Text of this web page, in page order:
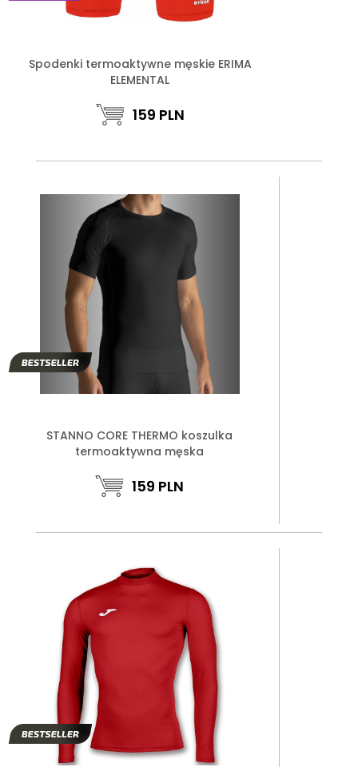
Spodenki termoaktywne męskie ERIMA
ELEMENTAL
159 PLN
STANNO CORE THERMO koszulka
termoaktywna męska
159 PLN